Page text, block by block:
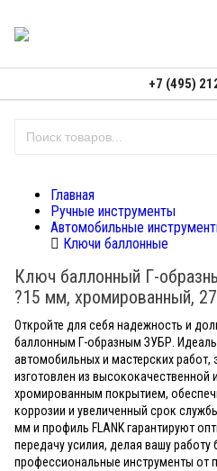
+7 (495)
Главная
Ручные инструменты
Автомобильные
Ключи баллонные
Ключ баллонный Г-
?15 мм, хромированный,
Откройте для себя надежность и
баллонным Г-образным ЗУБР.
автомобильных и мастерских
изготовлен из высококачественной
хромированным покрытием,
коррозии и увеличенный срок
мм и профиль FLANK гарантируют
передачу усилия, делая вашу
профессиональные инструменты от